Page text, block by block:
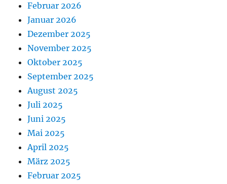
Februar 2026
Januar 2026
Dezember 2025
November 2025
Oktober 2025
September 2025
August 2025
Juli 2025
Juni 2025
Mai 2025
April 2025
März 2025
Februar 2025